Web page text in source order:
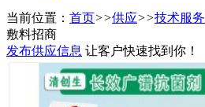
当前位置： 首页>>供应>>技术服务
敷料招商
发布供应信息 让客户快速找到你！